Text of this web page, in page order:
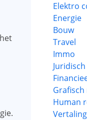
Elektro
Energie
Bouw
Travel
Immo
Human